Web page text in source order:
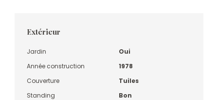
Extérieur
Jardin
Oui
Année construction
1978
Couverture
Tuiles
Standing
Bon